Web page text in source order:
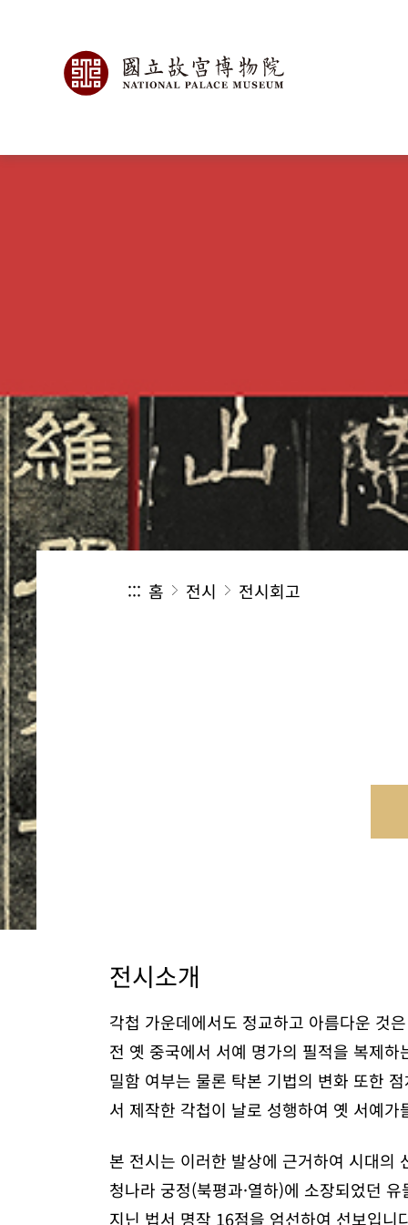
::: 홈 전시 전시회고
전시소개
각첩 가운데에서도 정교하고 아름다운 것
전 옛 중국에서 서예 명가의 필적을 복제
밀함 여부는 물론 탁본 기법의 변화 또한
서 제작한 각첩이 날로 성행하여 옛 서예
본 전시는 이러한 발상에 근거하여 시대의
청나라 궁정(북평과·열하)에 소장되었던
지닌 법서 명작 16점을 엄선하여 선보입니